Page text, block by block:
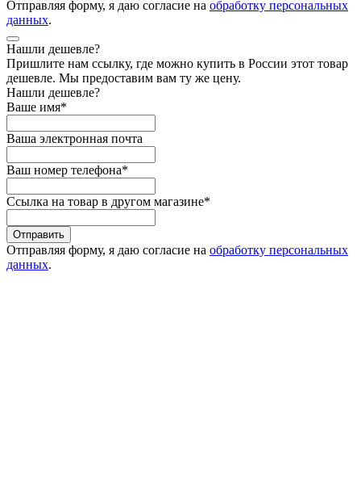
Отправляя форму, я даю согласие на обработку персональных
данных.
Нашли дешевле?
Пришлите нам ссылку, где можно купить в России этот товар
дешевле. Мы предоставим вам ту же цену.
Нашли дешевле?
Ваше имя*
Ваша электронная почта
Ваш номер телефона*
Ссылка на товар в другом магазине*
Отправить
Отправляя форму, я даю согласие на обработку персональных
данных.